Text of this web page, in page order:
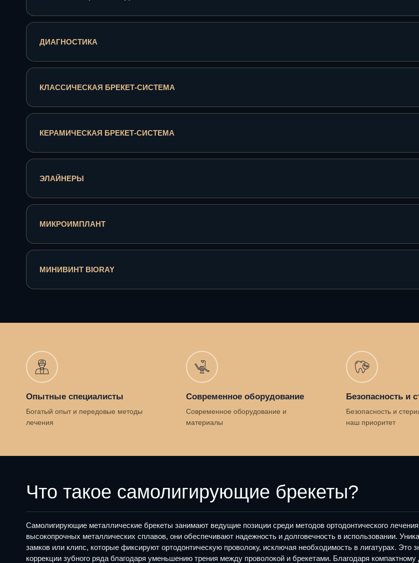
ДИАГНОСТИКА
КЛАССИЧЕСКАЯ БРЕКЕТ-СИСТЕМА
КЕРАМИЧЕСКАЯ БРЕКЕТ-СИСТЕМА
ЭЛАЙНЕРЫ
МИКРОИМПЛАНТ
МИНИВИНТ BIORAY
Опытные специалисты
Богатый опыт и передовые методы
лечения
Современное оборудование
Современное оборудование и
материалы
Безопасность и
Безопасность и
наш приоритет
Что такое самолигирующие брекеты?
Самолигирующие металлические брекеты занимают ведущие позиции среди методов ортодонтического
высокопрочных металлических сплавов, они обеспечивают надежность и долговечность в использовании.
замков или клипс, которые фиксируют ортодонтическую проволоку, исключая необходимость в лигатурах. Это
коррекции зубного ряда благодаря уменьшению трения между проволокой и брекетами. Благодаря